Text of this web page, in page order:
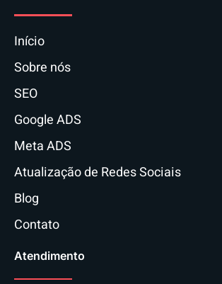
Início
Sobre nós
SEO
Google ADS
Meta ADS
Atualização de Redes Sociais
Blog
Contato
Atendimento